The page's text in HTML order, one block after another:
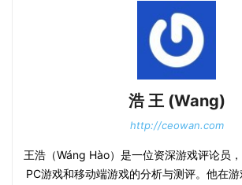
浩 王 (Wang)
http://ceowan.com
王浩（Wáng Hào）是一位资深游戏评论员，
PC游戏和移动端游戏的分析与测评。他在